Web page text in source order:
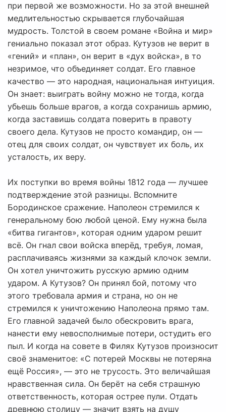
при первой же возможности. Но за этой внешней
медлительностью скрывается глубочайшая
мудрость. Толстой в своем романе «Война и мир»
гениально показал этот образ. Кутузов не верит в
«гений» и «план», он верит в «дух войска», в то
незримое, что объединяет солдат. Его главное
качество — это народная, национальная интуиция.
Он знает: выиграть войну можно не тогда, когда
убьешь больше врагов, а когда сохранишь армию,
когда заставишь солдата поверить в правоту
своего дела. Кутузов не просто командир, он —
отец для своих солдат, он чувствует их боль, их
усталость, их веру.
Их поступки во время войны 1812 года — лучшее
подтверждение этой разницы. Вспомните
Бородинское сражение. Наполеон стремился к
генеральному бою любой ценой. Ему нужна была
«битва гигантов», которая одним ударом решит
всё. Он гнал свои войска вперёд, требуя, ломая,
расплачиваясь жизнями за каждый клочок земли.
Он хотел уничтожить русскую армию одним
ударом. А Кутузов? Он принял бой, потому что
этого требовала армия и страна, но он не
стремился к уничтожению Наполеона прямо там.
Его главной задачей было обескровить врага,
нанести ему невосполнимые потери, остудить его
пыл. И когда на совете в Филях Кутузов произносит
своё знаменитое: «С потерей Москвы не потеряна
ещё Россия», — это не трусость. Это величайшая
нравственная сила. Он берёт на себя страшную
ответственность, которая острее пули. Отдать
древнюю столицу — значит взять на душу